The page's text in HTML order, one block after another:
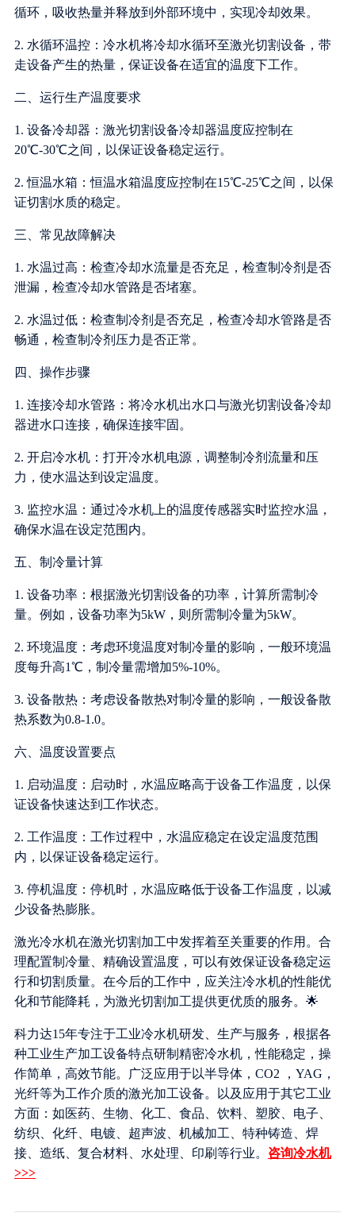
循环，吸收热量并释放到外部环境中，实现冷却效果。
2. 水循环温控：冷水机将冷却水循环至激光切割设备，带
走设备产生的热量，保证设备在适宜的温度下工作。
二、运行生产温度要求
1. 设备冷却器：激光切割设备冷却器温度应控制在
20℃-30℃之间，以保证设备稳定运行。
2. 恒温水箱：恒温水箱温度应控制在15℃-25℃之间，以保
证切割水质的稳定。
三、常见故障解决
1. 水温过高：检查冷却水流量是否充足，检查制冷剂是否
泄漏，检查冷却水管路是否堵塞。
2. 水温过低：检查制冷剂是否充足，检查冷却水管路是否
畅通，检查制冷剂压力是否正常。
四、操作步骤
1. 连接冷却水管路：将冷水机出水口与激光切割设备冷却
器进水口连接，确保连接牢固。
2. 开启冷水机：打开冷水机电源，调整制冷剂流量和压
力，使水温达到设定温度。
3. 监控水温：通过冷水机上的温度传感器实时监控水温，
确保水温在设定范围内。
五、制冷量计算
1. 设备功率：根据激光切割设备的功率，计算所需制冷
量。例如，设备功率为5kW，则所需制冷量为5kW。
2. 环境温度：考虑环境温度对制冷量的影响，一般环境温
度每升高1℃，制冷量需增加5%-10%。
3. 设备散热：考虑设备散热对制冷量的影响，一般设备散
热系数为0.8-1.0。
六、温度设置要点
1. 启动温度：启动时，水温应略高于设备工作温度，以保
证设备快速达到工作状态。
2. 工作温度：工作过程中，水温应稳定在设定温度范围
内，以保证设备稳定运行。
3. 停机温度：停机时，水温应略低于设备工作温度，以减
少设备热膨胀。
激光冷水机在激光切割加工中发挥着至关重要的作用。合
理配置制冷量、精确设置温度，可以有效保证设备稳定运
行和切割质量。在今后的工作中，应关注冷水机的性能优
化和节能降耗，为激光切割加工提供更优质的服务。🌟
科力达15年专注于工业冷水机研发、生产与服务，根据各
种工业生产加工设备特点研制精密冷水机，性能稳定，操
作简单，高效节能。广泛应用于以半导体，CO2 ，YAG，
光纤等为工作介质的激光加工设备。以及应用于其它工业
方面：如医药、生物、化工、食品、饮料、塑胶、电子、
纺织、化纤、电镀、超声波、机械加工、特种铸造、焊
接、造纸、复合材料、水处理、印刷等行业。 咨询冷水机
>>>